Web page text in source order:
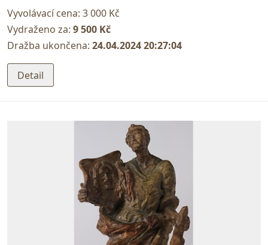
Vyvolávací cena: 3 000 Kč
Vydraženo za: 9 500 Kč
Dražba ukončena: 24.04.2024 20:27:04
Detail